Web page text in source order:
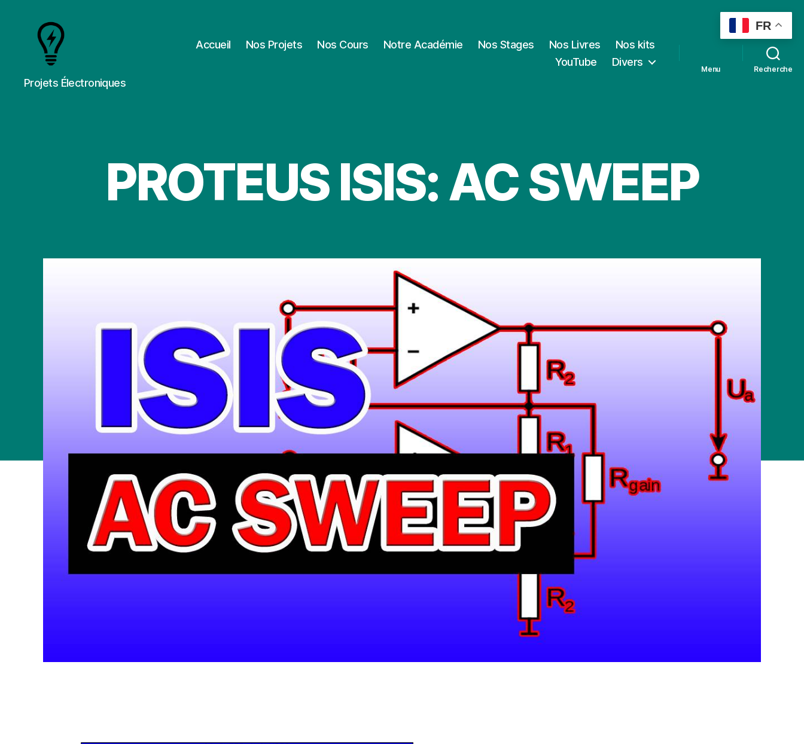
Cours
&
Projets Électroniques
Accueil Nos Projets Nos Cours Notre Académie Nos Stages Nos Livres
Nos kits
YouTube
Divers
Menu Recherche
PROTEUS ISIS: AC SWEEP
FR